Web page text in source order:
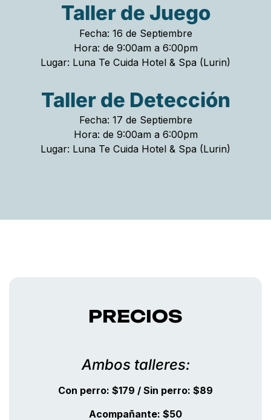
Taller de Juego
Fecha: 16 de Septiembre
Hora: de 9:00am a 6:00pm
Lugar: Luna Te Cuida Hotel & Spa (Lurin)
Taller de Detección
Fecha: 17 de Septiembre
Hora: de 9:00am a 6:00pm
Lugar: Luna Te Cuida Hotel & Spa (Lurin)
PRECIOS
Ambos talleres:
Con perro: $179 / Sin perro: $89
Acompañante: $50